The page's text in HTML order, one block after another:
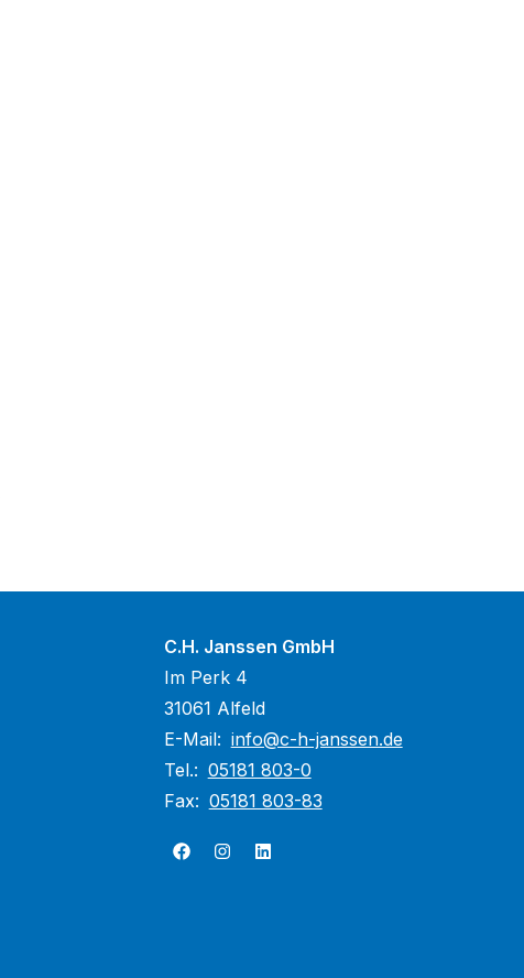
C.H. Janssen GmbH
Im Perk 4
31061 Alfeld
E-Mail: info@c-h-janssen.de
Tel.: 05181 803-0
Fax: 05181 803-83